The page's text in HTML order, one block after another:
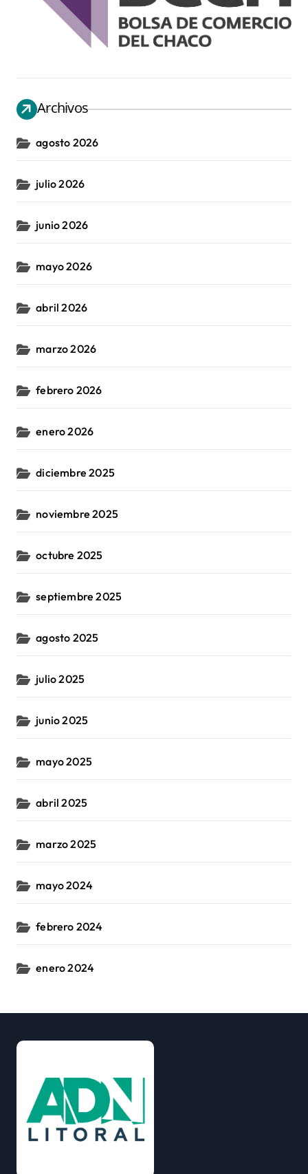
Archivos
agosto 2026
julio 2026
junio 2026
mayo 2026
abril 2026
marzo 2026
febrero 2026
enero 2026
diciembre 2025
noviembre 2025
octubre 2025
septiembre 2025
agosto 2025
julio 2025
junio 2025
mayo 2025
abril 2025
marzo 2025
mayo 2024
febrero 2024
enero 2024